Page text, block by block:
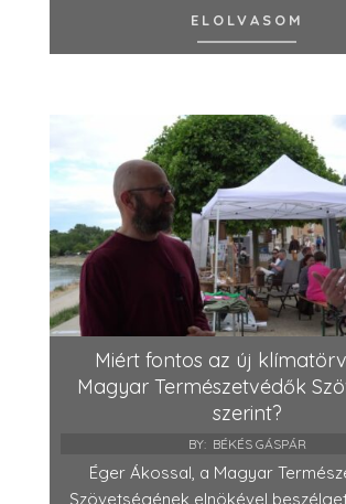
ELOLVASOM
Miért fontos az új
Magyar Természetvédők
szerint?
BY: BÉKÉS GÁSPÁR
Éger Ákossal, a Magyar
Szövetségének elnökével